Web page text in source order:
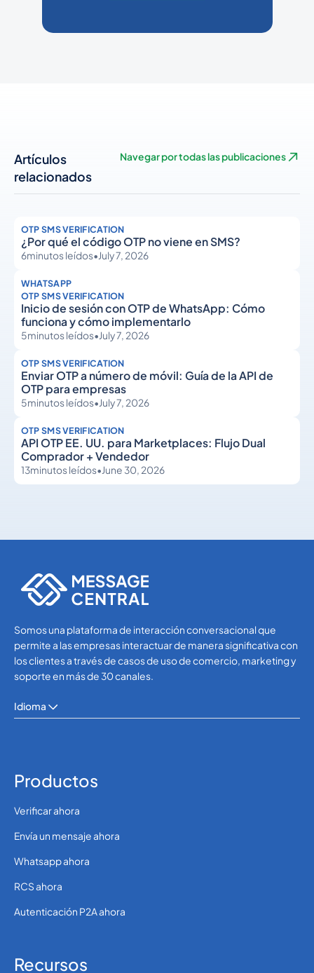
Artículos
relacionados
Navegar por todas las publicaciones
OTP SMS VERIFICATION
¿Por qué el código OTP no viene en SMS?
6minutos leídos•July 7, 2026
WHATSAPP
OTP SMS VERIFICATION
Inicio de sesión con OTP de WhatsApp: Cómo
funciona y cómo implementarlo
5minutos leídos•July 7, 2026
OTP SMS VERIFICATION
Enviar OTP a número de móvil: Guía de la API de
OTP para empresas
5minutos leídos•July 7, 2026
OTP SMS VERIFICATION
API OTP EE. UU. para Marketplaces: Flujo Dual
Comprador + Vendedor
13minutos leídos•June 30, 2026
Somos una plataforma de interacción conversacional que
permite a las empresas interactuar de manera significativa con
los clientes a través de casos de uso de comercio, marketing y
soporte en más de 30 canales.
Idioma
Productos
Verificar ahora
Envía un mensaje ahora
Whatsapp ahora
RCS ahora
Autenticación P2A ahora
Recursos